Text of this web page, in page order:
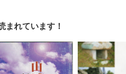
まれています！